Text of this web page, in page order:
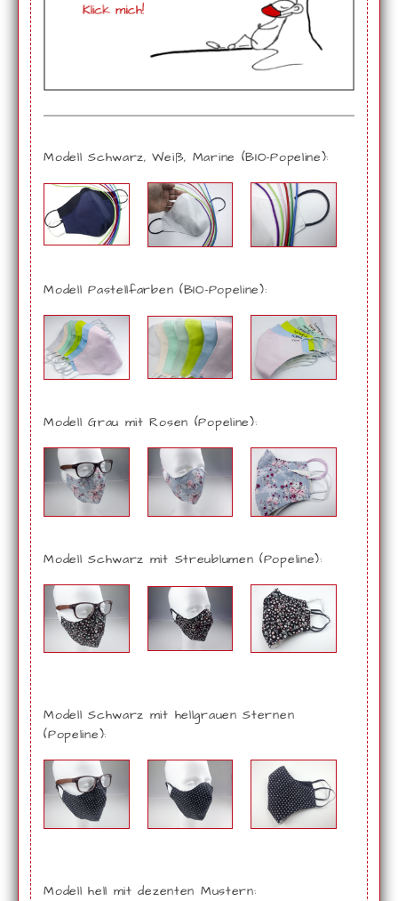
Modell Schwarz, Weiß, Marine (BIO-Popeline):
Modell Pastellfarben (BIO-Popeline):
Modell Grau mit Rosen (Popeline):
Modell Schwarz mit Streublumen (Popeline):
Modell Schwarz mit hellgrauen Sternen
(Popeline):
Modell hell mit dezenten Mustern: